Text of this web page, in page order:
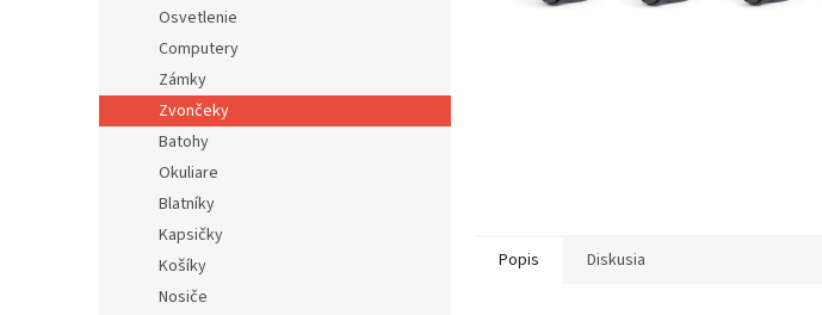
Osvetlenie
Computery
Zámky
Zvončeky
Batohy
Okuliare
Blatníky
Kapsičky
Košíky
Nosiče
Popis Diskusia